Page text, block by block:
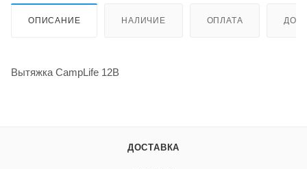
ОПИСАНИЕ НАЛИЧИЕ ОПЛАТА
Вытяжка CampLife 12В
ДОСТАВКА